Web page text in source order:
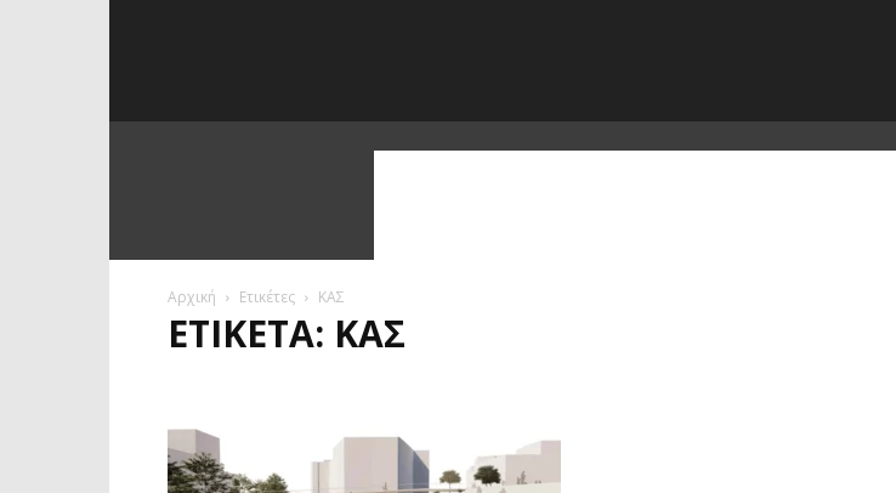
Αρχική Ετικέτες ΚΑΣ
ΕΤΙΚΈΤΑ: ΚΑΣ